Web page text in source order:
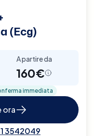
(Ecg)
A partire da
160€
immediata
ora
3542049